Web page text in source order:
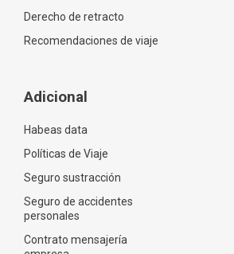
Derecho de retracto
Recomendaciones de viaje
Adicional
Habeas data
Políticas de Viaje
Seguro sustracción
Seguro de accidentes
personales
Contrato mensajería